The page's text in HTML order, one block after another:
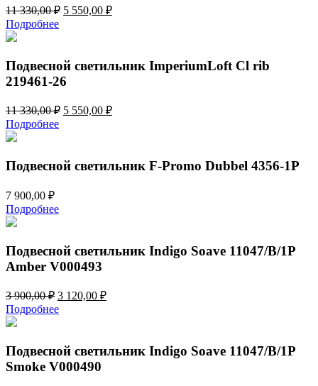
11 330,00₽ Первоначальная
330,00 ₽.
5 550,00 ₽Текущая
Подробнее
Подвесной светильник ImperiumLoft Cl rib
219461-26
11 330,00₽ Первоначальная
330,00 ₽.
5 550,00 ₽Текущая
Подробнее
Подвесной светильник F-Promo Dubbel 4356-1P
7 900,00 ₽
Подробнее
Подвесной светильник Indigo Soave 11047/B/1P
Amber V000493
3 900,00₽ Первоначальная
цена
составляла
900,00 ₽.
3 120,00 ₽Текущая
Подробнее
Подвесной светильник Indigo Soave 11047/B/1P
Smoke V000490